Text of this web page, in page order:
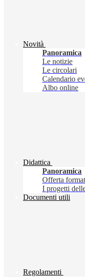
Novità
Panoramica
Le notizie
Le circolari
Calendario
Albo online
Didattica
Panoramica
Offerta
I progetti
Documenti utili
Regolamenti